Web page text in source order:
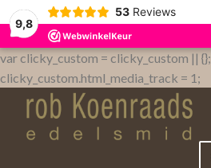
9,8
53 Reviews
var clicky_custom = clicky_custom || {};
clicky_custom.html_media_track = 1;